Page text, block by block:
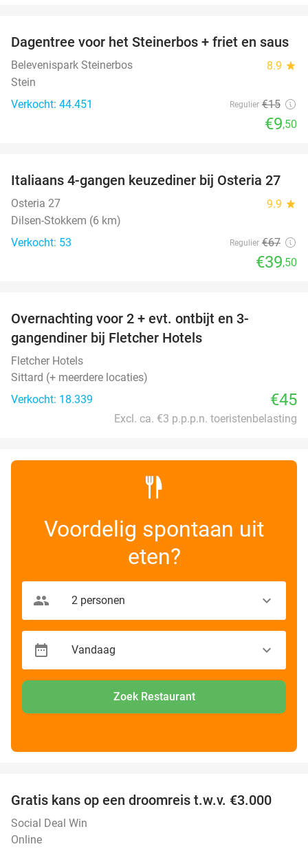
37%
Dagentree voor het Steinerbos + friet en saus
Belevenispark Steinerbos 8.9 star
Stein
Verkocht: 44.451
Regulier €15
€9,50
41%
Italiaans 4-gangen keuzediner bij Osteria 27
Osteria 27 9.9 star
Dilsen-Stokkem (6 km)
Verkocht: 53
Regulier €67
€39,50
Overnachting voor 2 + evt. ontbijt en 3-
gangendiner bij Fletcher Hotels
Fletcher Hotels
Sittard (+ meerdere locaties)
Verkocht: 18.339
€45
Excl. ca. €3 p.p.p.n. toeristenbelasting
Voordelig spontaan uit
eten?
Zoek Restaurant
Gratis kans op een droomreis t.w.v. €3.000
Social Deal Win
Online